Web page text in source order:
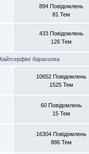
894 Повідомлень
81 Тем
433 Повідомлень
126 Тем
Кайтсерфінг барахолка
10652 Повідомлень
1525 Тем
60 Повідомлень
15 Тем
16304 Повідомлень
886 Тем